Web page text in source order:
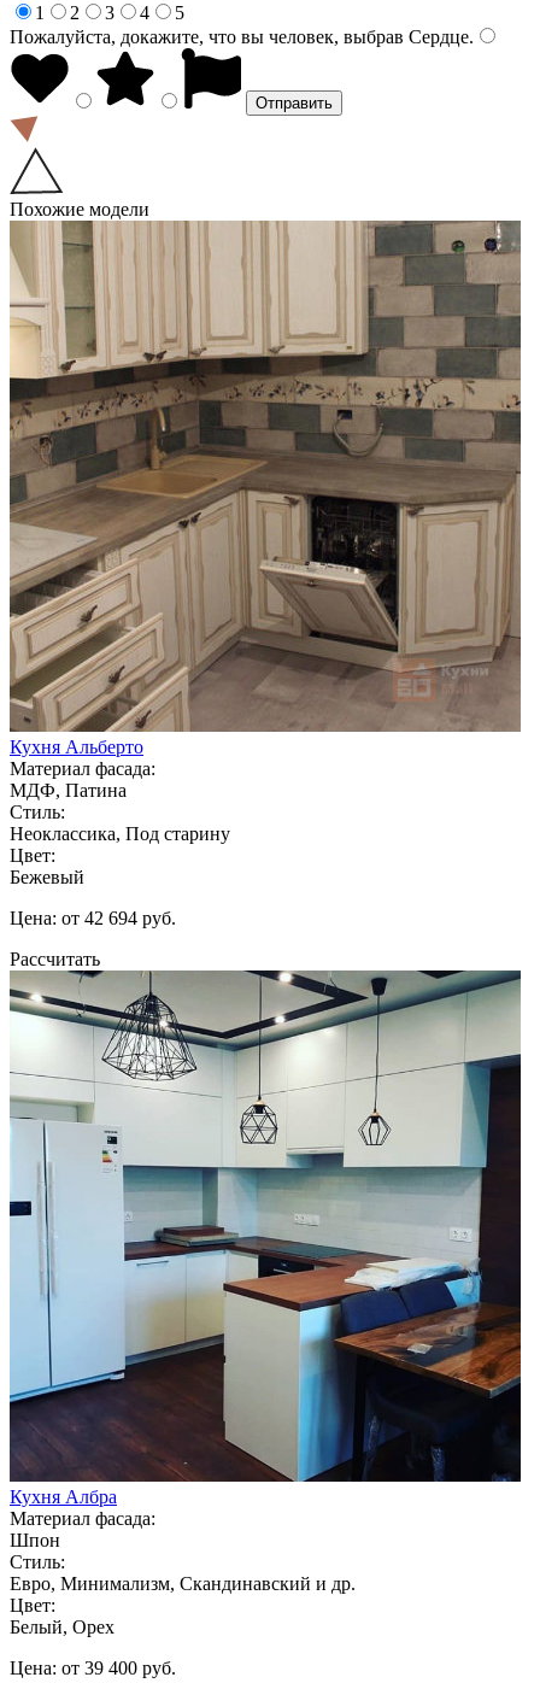
1
2 3 4
5
Пожалуйста, докажите, что вы человек, выбрав Сердце.
Похожие модели
Кухня Альберто
Материал фасада:
МДФ, Патина
Стиль:
Неоклассика, Под старину
Цвет:
Бежевый
Цена: от 42 694 руб.
Рассчитать
Кухня Албра
Материал фасада:
Шпон
Стиль:
Евро, Минимализм, Скандинавский и др.
Цвет:
Белый, Орех
Цена: от 39 400 руб.